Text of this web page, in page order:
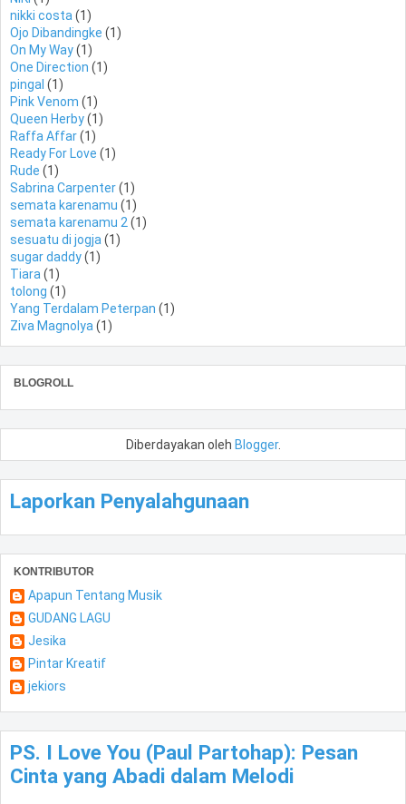
nikki costa (1)
Ojo Dibandingke (1)
On My Way(1)
One Direction (1)
pingal (1)
Pink Venom (1)
Queen Herby(1)
Raffa Affar(1)
Ready For Love (1)
Rude (1)
Sabrina Carpenter(1)
semata karenamu (1)
semata karenamu 2 (1)
sesuatu di jogja (1)
sugar daddy(1)
Tiara (1)
tolong (1)
Yang Terdalam Peterpan (1)
Ziva Magnolya (1)
BLOGROLL
Diberdayakan oleh Blogger.
Laporkan Penyalahgunaan
KONTRIBUTOR
Apapun Tentang Musik
GUDANG LAGU
Jesika
Pintar Kreatif
jekiors
PS. I Love You (Paul Partohap): Pesan
Cinta yang Abadi dalam Melodi